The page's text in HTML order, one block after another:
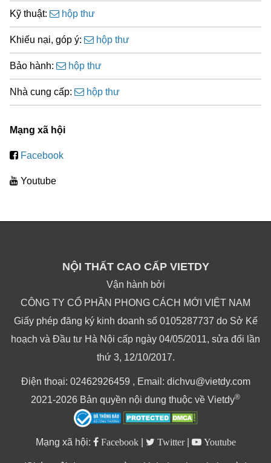
Kỹ thuật: hộp thư
Khiếu nại, góp ý: hộp thư
Bảo hành: hộp thư
Nhà cung cấp: hộp thư
Mạng xã hội
Facebook
Youtube
NỘI THẤT CAO CẤP VIETDY
Vận hành bởi
CÔNG TY CỔ PHẦN PHONG CÁCH MỚI VIỆT NAM
Giấy phép đăng ký kinh doanh số 0105287737 do Sở Kế
hoạch và Đầu tư Hà Nội cấp ngày 04/05/2011, sửa đổi lần
thứ 3, 12/10/2017.
Điện thoại: 02462926459 , Email: dichvu@vietdy.com
2021-2026 Bản quyền nội dung thuộc về Vietdy®
Mạng xã hội: Facebook Twitter Youtube